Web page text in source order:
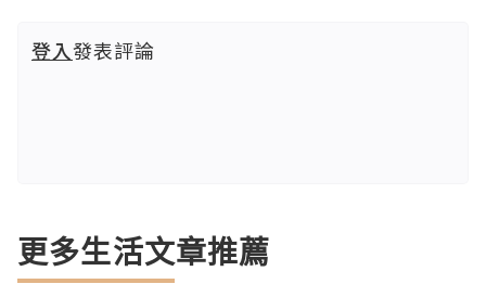
登入發表評論
更多生活文章推薦